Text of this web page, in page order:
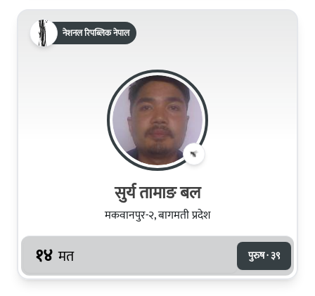
नेशनल रिपब्लिक नेपाल
सुर्य तामाङ बल
मकवानपुर-२, बागमती प्रदेश
१४ मत पुरुष · ३९